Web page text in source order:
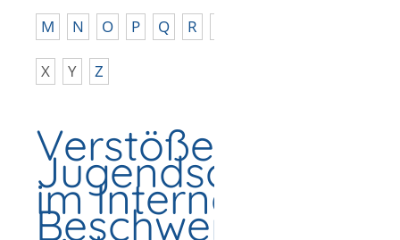
M N O P Q R
X Y Z
Verstöße gegen
im Internet -
Beschwerde